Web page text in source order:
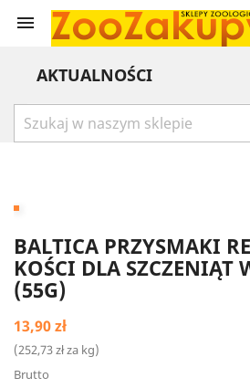

AKTUALNOŚCI
BALTICA PRZYSMAKI
KOŚCI DLA SZCZENIĄT
(55G)
13,90 zł
(252,73 zł za kg)
Brutto